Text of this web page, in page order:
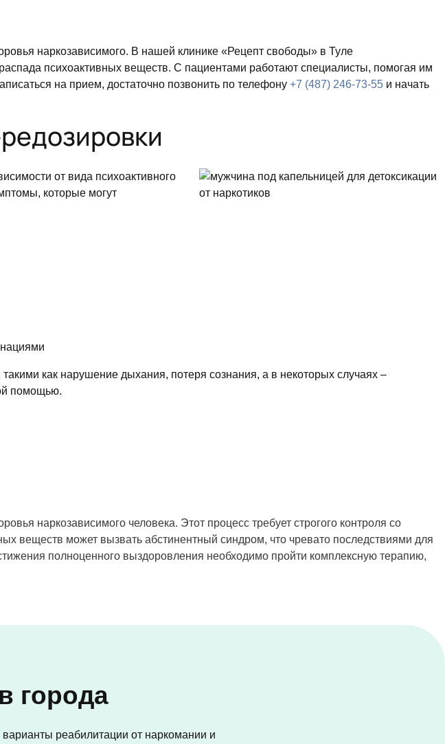
наркозависимого. В нашей клинике «Рецепт свободы» в Туле
психоактивных веществ. С пациентами работают специалисты, помогая им
на прием, достаточно позвонить по телефону +7 (487) 246-73-55 и начать
от вида психоактивного
которые могут
как нарушение дыхания, потеря сознания, а в некоторых случаях –
помощью.
наркозависимого человека. Этот процесс требует строгого контроля со
веществ может вызвать абстинентный синдром, что чревато последствиями для
полноценного выздоровления необходимо пройти комплексную терапию,
города
реабилитации от наркомании и